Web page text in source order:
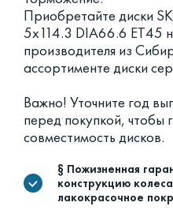
Приобретайте диски
5x114.3 DIA66.6 ET45
производителя из
ассортименте диски
Важно! Уточните год
перед покупкой, чтобы
совместимость дисков.
§ Пожизненная
конструкцию
лакокрасочное